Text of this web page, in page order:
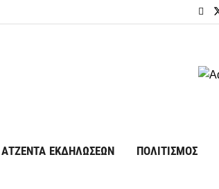
ΑΤΖΕΝΤΑ ΕΚΔΗΛΩΣΕΩΝ ΠΟΛΙΤΙΣΜΟΣ